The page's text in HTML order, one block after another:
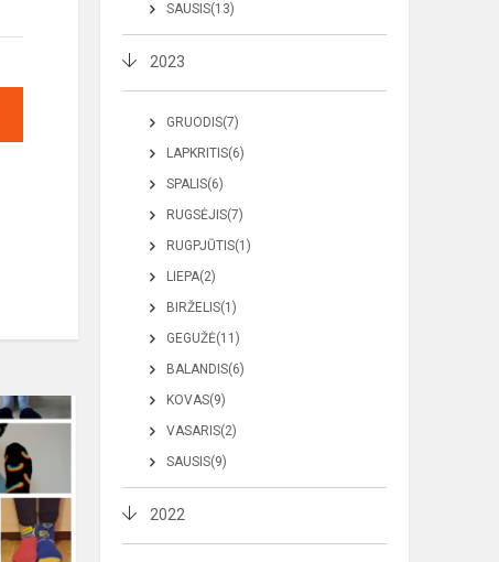
SAUSIS(13)
2023
GRUODIS(7)
LAPKRITIS(6)
SPALIS(6)
RUGSĖJIS(7)
RUGPJŪTIS(1)
LIEPA(2)
BIRŽELIS(1)
GEGUŽĖ(11)
BALANDIS(6)
KOVAS(9)
VASARIS(2)
SAUSIS(9)
2022